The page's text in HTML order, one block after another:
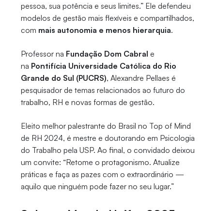
pessoa, sua potência e seus limites.” Ele defendeu
modelos de gestão mais flexíveis e compartilhados,
com mais autonomia e menos hierarquia.
Professor na Fundação Dom Cabral e
na Pontifícia Universidade Católica do Rio
Grande do Sul (PUCRS), Alexandre Pellaes é
pesquisador de temas relacionados ao futuro do
trabalho, RH e novas formas de gestão.
Eleito melhor palestrante do Brasil no Top of Mind
de RH 2024, é mestre e doutorando em Psicologia
do Trabalho pela USP. Ao final, o convidado deixou
um convite: “Retome o protagonismo. Atualize
práticas e faça as pazes com o extraordinário —
aquilo que ninguém pode fazer no seu lugar.”